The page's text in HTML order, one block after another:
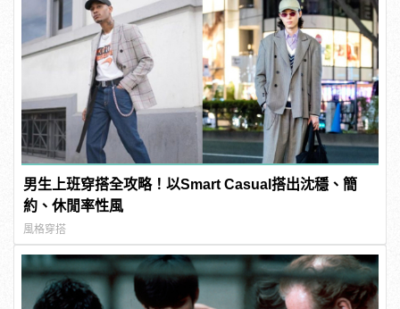
男生上班穿搭全攻略！以Smart Casual搭出沈穩、簡
約、休閒率性風
風格穿搭